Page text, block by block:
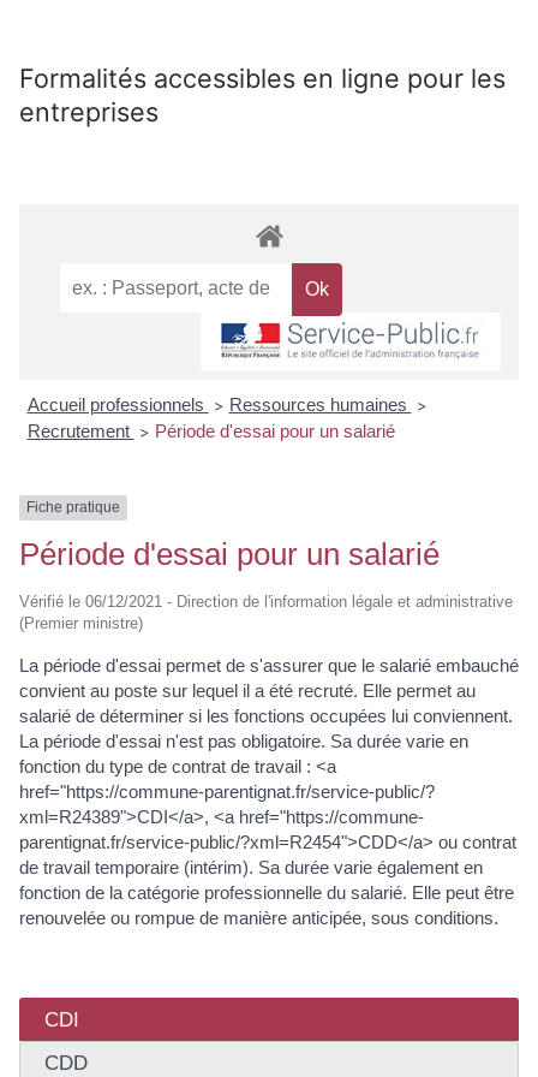
Formalités accessibles en ligne pour les
entreprises
Accueil professionnels > Ressources humaines >
Recrutement > Période d'essai pour un salarié
Fiche pratique
Période d'essai pour un salarié
Vérifié le 06/12/2021 - Direction de l'information légale et administrative
(Premier ministre)
La période d'essai permet de s'assurer que le salarié embauché
convient au poste sur lequel il a été recruté. Elle permet au
salarié de déterminer si les fonctions occupées lui conviennent.
La période d'essai n'est pas obligatoire. Sa durée varie en
fonction du type de contrat de travail : <a
href="https://commune-parentignat.fr/service-public/?
xml=R24389">CDI</a>, <a href="https://commune-
parentignat.fr/service-public/?xml=R2454">CDD</a> ou contrat
de travail temporaire (intérim). Sa durée varie également en
fonction de la catégorie professionnelle du salarié. Elle peut être
renouvelée ou rompue de manière anticipée, sous conditions.
CDI
CDD